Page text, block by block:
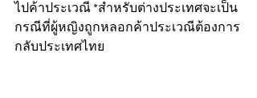
ไปค้าประเวณี *สำหรับต่างประเทศจะเป็น
กรณีที่ผู้หญิงถูกหลอกค้าประเวณีต้องการ
กลับประเทศไทย